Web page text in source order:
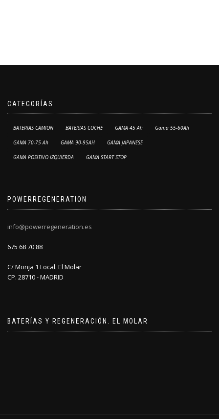
CATEGORÍAS
BATERIAS CAMION BATERIAS COCHE GAMA 45 Ah Gama 55-60Ah
GAMA 70-75 Ah GAMA 90-95AH GAMA JAPANESE
GAMA POSITIVO IZQUIERDA GAMA START STOP
POWERREGENERATION
info@powerregeneration.es
675 68 70 88
C/ Monja 1 Local. El Molar
CP. 28710 - MADRID
BATERÍAS Y REGENERACIÓN. EL MOLAR